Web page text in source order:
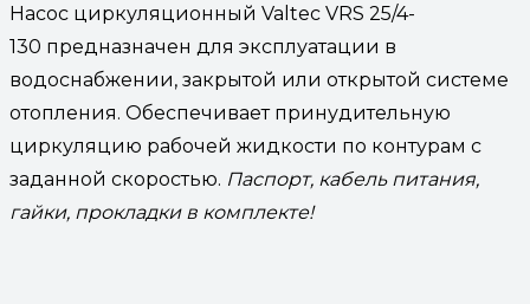
Насос циркуляционный Valtec VRS 25/4-
130 предназначен для эксплуатации в
водоснабжении, закрытой или открытой системе
отопления. Обеспечивает принудительную
циркуляцию рабочей жидкости по контурам с
заданной скоростью. Паспорт, кабель питания,
гайки, прокладки в комплекте!